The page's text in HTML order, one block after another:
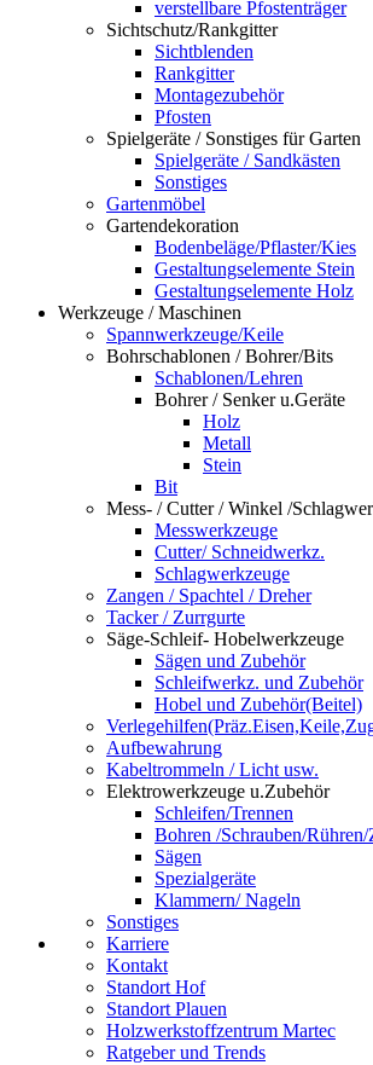
verstellbare Pfostenträger
Sichtschutz/Rankgitter
Sichtblenden
Rankgitter
Montagezubehör
Pfosten
Spielgeräte / Sonstiges für Garten
Spielgeräte / Sandkästen
Sonstiges
Gartenmöbel
Gartendekoration
Bodenbeläge/Pflaster/Kies
Gestaltungselemente Stein
Gestaltungselemente Holz
Werkzeuge / Maschinen
Spannwerkzeuge/Keile
Bohrschablonen / Bohrer/Bits
Schablonen/Lehren
Bohrer / Senker u.Geräte
Holz
Metall
Stein
Bit
Mess- / Cutter / Winkel /
Messwerkzeuge
Cutter/ Schneidwerkz.
Schlagwerkzeuge
Zangen / Spachtel / Dreher
Tacker / Zurrgurte
Säge-Schleif- Hobelwerkzeuge
Sägen und Zubehör
Schleifwerkz. und Zubehör
Hobel und Zubehör(Beitel)
Aufbewahrung
Kabeltrommeln / Licht usw.
Elektrowerkzeuge u.Zubehör
Schleifen/Trennen
Bohren /Schrauben/Rühren/
Sägen
Spezialgeräte
Klammern/ Nageln
Sonstiges
Karriere
Kontakt
Standort Hof
Standort Plauen
Holzwerkstoffzentrum Martec
Ratgeber und Trends